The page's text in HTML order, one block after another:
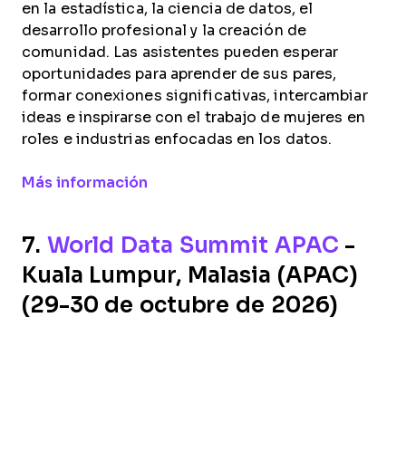
en la estadística, la ciencia de datos, el
desarrollo profesional y la creación de
comunidad. Las asistentes pueden esperar
oportunidades para aprender de sus pares,
formar conexiones significativas, intercambiar
ideas e inspirarse con el trabajo de mujeres en
roles e industrias enfocadas en los datos.
Más información
7. World Data Summit APAC -
Kuala Lumpur, Malasia (APAC)
(29-30 de octubre de 2026)